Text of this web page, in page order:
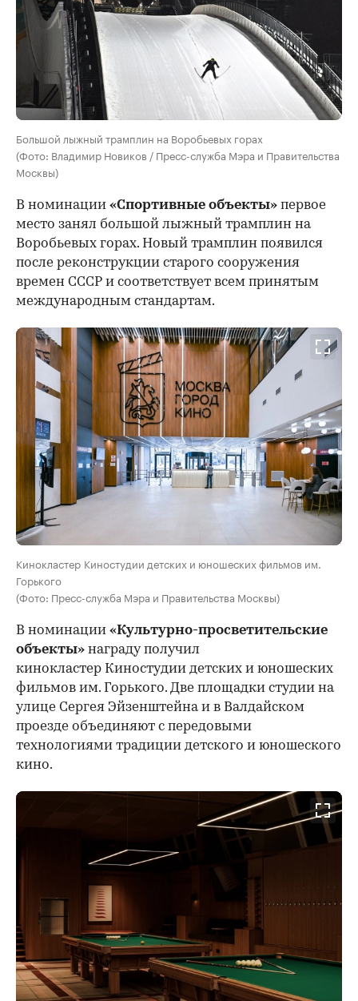
Большой лыжный трамплин на Воробьевых горах
(Фото: Владимир Новиков / Пресс-служба Мэра и Правительства
Москвы)
В номинации «Спортивные объекты» первое
место занял большой лыжный трамплин на
Воробьевых горах. Новый трамплин появился
после реконструкции старого сооружения
времен СССР и соответствует всем принятым
международным стандартам.
Кинокластер Киностудии детских и юношеских фильмов им.
Горького
(Фото: Пресс-служба Мэра и Правительства Москвы)
В номинации «Культурно-просветительские
объекты» награду получил
кинокластер Киностудии детских и юношеских
фильмов им. Горького. Две площадки студии на
улице Сергея Эйзенштейна и в Валдайском
проезде объединяют с передовыми
технологиями традиции детского и юношеского
кино.